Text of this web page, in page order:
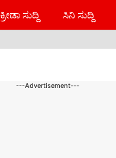
ಕ್ರೀಡಾ ಸುದ್ದಿ ಸಿನಿ ಸುದ್ದಿ
---Advertisement---